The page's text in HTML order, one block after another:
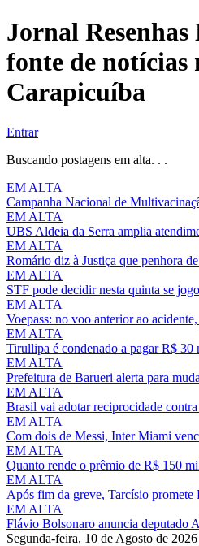
Jornal Resenhas
fonte de notícias
Carapicuíba
Entrar
Buscando postagens em alta. . .
EM ALTA
Campanha Nacional de
EM ALTA
UBS Aldeia da Serra amplia
EM ALTA
Romário diz à Justiça que penhora
EM ALTA
STF pode decidir nesta quinta se
EM ALTA
Voepass: no voo anterior ao
EM ALTA
Tirullipa é condenado a pagar R$ 30
EM ALTA
Prefeitura de Barueri alerta para
EM ALTA
Brasil vai adotar reciprocidade
EM ALTA
Com dois de Messi, Inter Miami
EM ALTA
Quanto rende o prêmio de R$ 150
EM ALTA
Após fim da greve, Tarcísio promete
EM ALTA
Flávio Bolsonaro anuncia deputado
Segunda-feira, 10 de Agosto de 2026